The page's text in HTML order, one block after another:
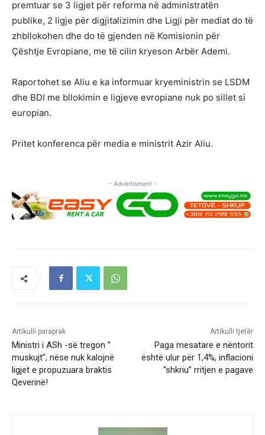
premtuar se 3 ligjet për reforma në administratën
publike, 2 ligje për digjitalizimin dhe Ligji për mediat do të
zhbllokohen dhe do të gjenden në Komisionin për
Çështje Evropiane, me të cilin kryeson Arbër Ademi.
Raportohet se Aliu e ka informuar kryeministrin se LSDM
dhe BDI me bllokimin e ligjeve evropiane nuk po sillet si
europian.
Pritet konferenca për media e ministrit Azir Aliu.
- Advertisment -
Artikulli paraprak
Ministri i ASh -së tregon ”
muskujt”, nëse nuk kalojnë
ligjet e propuzuara braktis
Qeverinë!
Artikulli tjetër
Paga mesatare e nëntorit
është ulur për 1,4%, inflacioni
“shkriu” rritjen e pagave